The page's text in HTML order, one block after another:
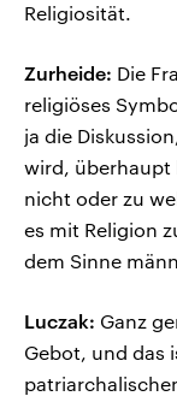
Religiosität.
Zurheide: Die
religiöses
ja die
wird, überhaupt
nicht oder zu
es mit Religion
dem Sinne
Luczak: Ganz
Gebot, und das